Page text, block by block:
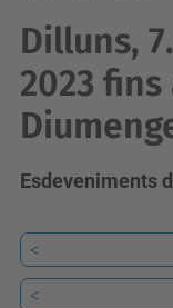
Dilluns,
2023 fins
Esdeveniments
<
<